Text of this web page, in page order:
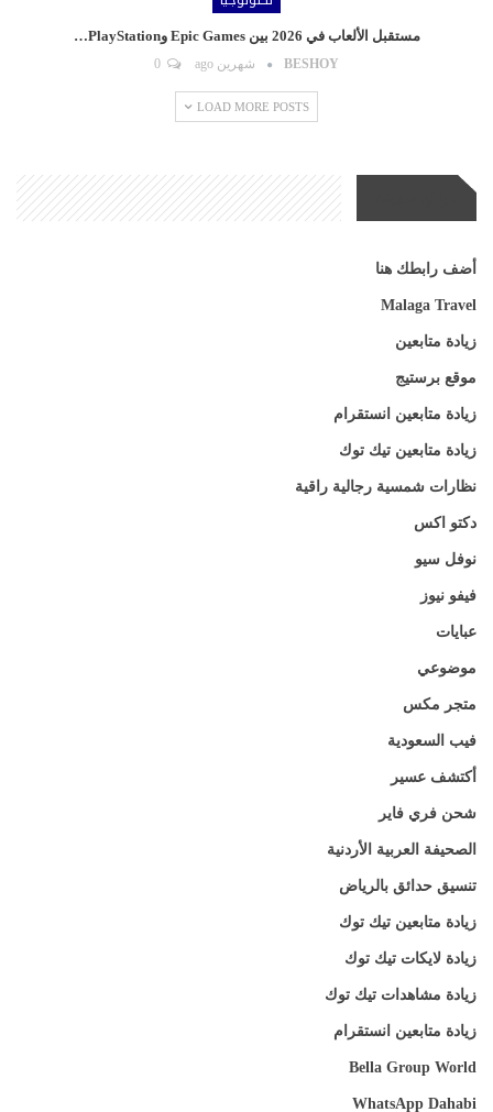
مستقبل الألعاب في 2026 بين Epic Games وPlayStation…
BESHOY شهرين ago
LOAD MORE POSTS
أضف رابطك هنا
Malaga Travel
زيادة متابعين
موقع برستيج
زيادة متابعين انستقرام
زيادة متابعين تيك توك
نظارات شمسية رجالية راقية
دكتو اكس
نوفل سيو
فيفو نيوز
عبايات
موضوعي
متجر مكس
فيب السعودية
أكتشف عسير
شحن فري فاير
الصحيفة العربية الأردنية
تنسيق حدائق بالرياض
زيادة متابعين تيك توك
زيادة لايكات تيك توك
زيادة مشاهدات تيك توك
زيادة متابعين انستقرام
Bella Group World
WhatsApp Dahabi